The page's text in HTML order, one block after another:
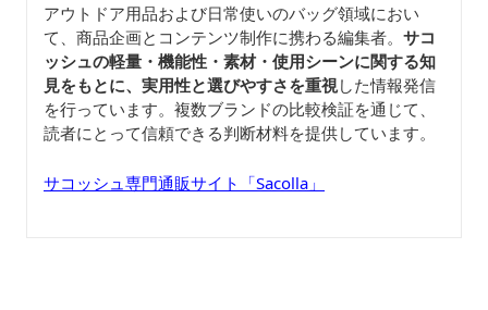
アウトドア用品および日常使いのバッグ領域におい
て、商品企画とコンテンツ制作に携わる編集者。 サコ
ッシュの軽量・機能性・素材・使用シーンに関する知
見をもとに、実用性と選びやすさを重視した情報発信
を行っています。複数ブランドの比較検証を通じて、
読者にとって信頼できる判断材料を提供しています。
サコッシュ専門通販サイト「Sacolla」